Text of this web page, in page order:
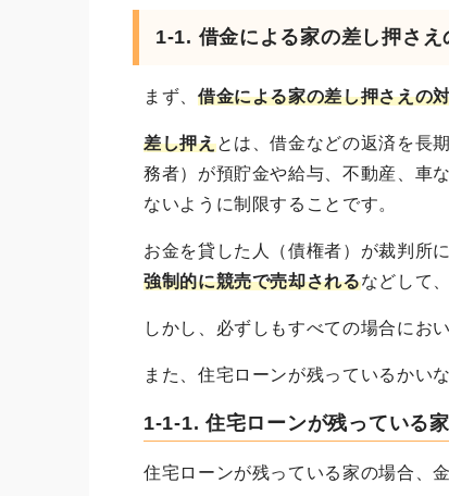
1-1. 借金による家の差し押さえ
まず、 借金による家の差し押さえの
差し押えとは、借金などの返済を長
務者）が預貯金や給与、不動産、車
ないように制限することです。
お金を貸した人（債権者）が裁判所
強制的に競売で売却されるなどして
しかし、必ずしもすべての場合にお
また、住宅ローンが残っているかい
1-1-1. 住宅ローンが残っている
住宅ローンが残っている家の場合、